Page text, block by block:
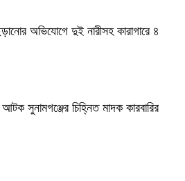
অভিযোগে দুই নারীসহ কারাগারে ৪
সুনামগঞ্জের চিহ্নিত মাদক কারবারির